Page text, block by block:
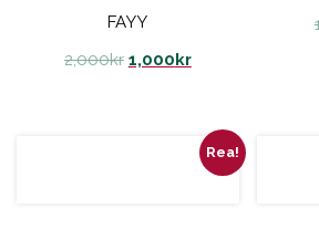
FAYY
2,000kr 1,000kr
Rea!